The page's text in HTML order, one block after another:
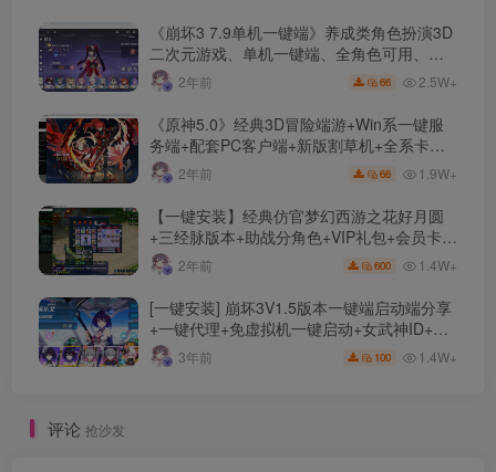
《崩坏3 7.9单机一键端》养成类角色扮演3D
二次元游戏、单机一键端、全角色可用、无
限资源、附带保姆级安装教程
2年前 66 2.5W+
《原神5.0》经典3D冒险端游+Win系一键服
务端+配套PC客户端+新版割草机+全系卡池
文件2年前 66 1.9W+
【一键安装】经典仿官梦幻西游之花好月圆
+三经脉版本+助战分角色+VIP礼包+会员卡
+剧情活动+视频搭建及其他修改资料
2年前 600 1.4W+
[一键安装] 崩坏3V1.5版本一键端启动端分享
+一键代理+免虚拟机一键启动+女武神ID+详
细指令+极简一键修改
3年前 100 1.4W+
评论 抢沙发